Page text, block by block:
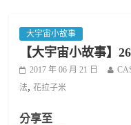
大宇宙小故事
【大宇宙小故事】
2017 年 06 月 21 日
法,花拉子米
分享至